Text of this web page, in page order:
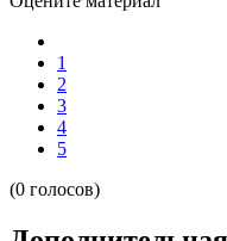
1
2
3
4
5
(0 голосов)